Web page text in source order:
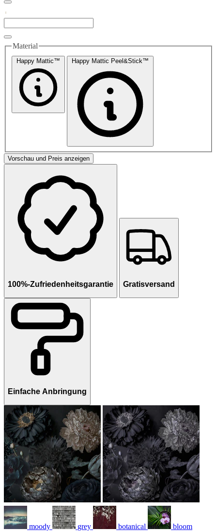
Material
Happy Mattic™ Happy Mattic Peel&Stick™
Vorschau und Preis anzeigen
100%-Zufriedenheitsgarantie Gratisversand
Einfache Anbringung
moody grey botanical bloom